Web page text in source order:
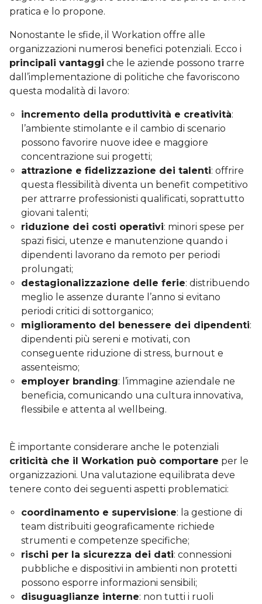
pratica e lo propone.
Nonostante le sfide, il Workation offre alle
organizzazioni numerosi benefici potenziali. Ecco i
principali vantaggi che le aziende possono trarre
dall’implementazione di politiche che favoriscono
questa modalità di lavoro:
incremento della produttività e creatività:
l’ambiente stimolante e il cambio di scenario
possono favorire nuove idee e maggiore
concentrazione sui progetti;
attrazione e fidelizzazione dei talenti: offrire
questa flessibilità diventa un benefit competitivo
per attrarre professionisti qualificati, soprattutto
giovani talenti;
riduzione dei costi operativi: minori spese per
spazi fisici, utenze e manutenzione quando i
dipendenti lavorano da remoto per periodi
prolungati;
destagionalizzazione delle ferie: distribuendo
meglio le assenze durante l’anno si evitano
periodi critici di sottorganico;
miglioramento del benessere dei dipendenti:
dipendenti più sereni e motivati, con
conseguente riduzione di stress, burnout e
assenteismo;
employer branding: l’immagine aziendale ne
beneficia, comunicando una cultura innovativa,
flessibile e attenta al wellbeing.
È importante considerare anche le potenziali
criticità che il Workation può comportare per le
organizzazioni. Una valutazione equilibrata deve
tenere conto dei seguenti aspetti problematici:
coordinamento e supervisione: la gestione di
team distribuiti geograficamente richiede
strumenti e competenze specifiche;
rischi per la sicurezza dei dati: connessioni
pubbliche e dispositivi in ambienti non protetti
possono esporre informazioni sensibili;
disuguaglianze interne: non tutti i ruoli